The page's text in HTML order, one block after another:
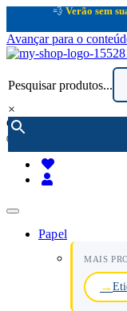
💨 Verão sem
Avançar para o
Pesquisar produtos...
×
encomendar por
(chamada rede fixa nacional)
Papel
MAIS